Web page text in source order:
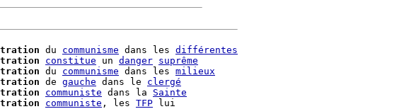
du communisme dans les différentes
constitue un danger suprême
du communisme dans les milieux
de gauche dans le clergé
communiste dans la Sainte
communiste , les TFP